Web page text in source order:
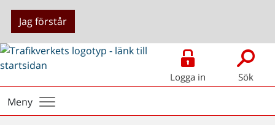
Jag förstår
Logga in Sök
Meny